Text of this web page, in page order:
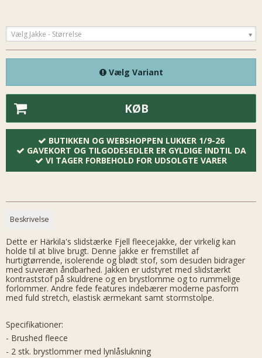
Vælg Jakke - Størrelse
Vælg Variant
KØB
BUTIKKEN OG WEBSHOPPEN LUKKER 1/9-26
GAVEKORT OG TILGODESEDLER ER GYLDIGE INDTIL DA
VI TAGER FORBEHOLD FOR UDSOLGTE VARER
Beskrivelse
Dette er Härkila's slidstærke Fjell fleecejakke, der virkelig kan
holde til at blive brugt. Denne jakke er fremstillet af
hurtigtørrende, isolerende og blødt stof, som desuden bidrager
med suveræn åndbarhed. Jakken er udstyret med slidstærkt
kontraststof på skuldrene og en brystlomme og to rummelige
forlommer. Andre fede features indebærer moderne pasform
med fuld stretch, elastisk ærmekant samt stormstolpe.
Specifikationer:
- Brushed fleece
- 2 stk. brystlommer med lynlåslukning